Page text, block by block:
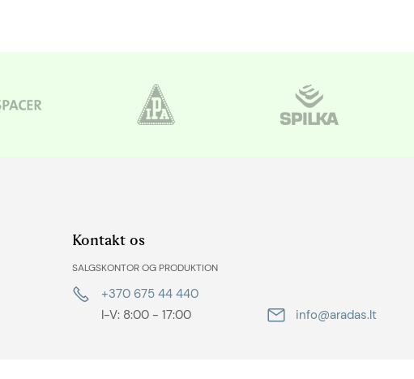
Kontakt os
SALGSKONTOR OG PRODUKTION
+370 675 44 440
I-V: 8:00 - 17:00
info@aradas.lt